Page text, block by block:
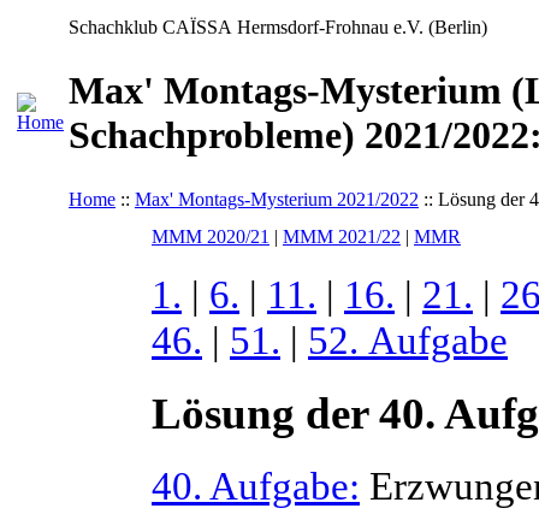
Schachklub CAÏSSA Hermsdorf-Frohnau e.V. (Berlin)
Max' Montags-Mysterium
Schachprobleme) 2021/
Home :: Max' Montags-Mysterium 2021/2022 :: Lösung der
MMM 2020/21 | MMM 2021/22 | MMR
1. | 6. | 11. | 16. | 21. |
46. | 51. | 52. Aufgabe
Lösung der 40.
40. Aufgabe: